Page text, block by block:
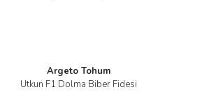
Argeto Tohum
Utkun F1 Dolma Biber Fidesi